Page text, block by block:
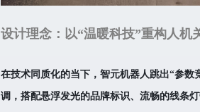
设计理念：以“温暖科技”重构人机
在技术同质化的当下，智元机器人跳出“参
调，搭配悬浮发光的品牌标识、流畅的线条